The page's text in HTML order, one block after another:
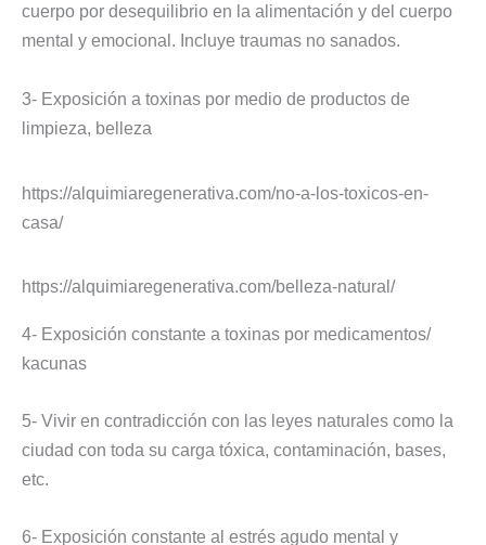
cuerpo por desequilibrio en la alimentación y del cuerpo
mental y emocional. Incluye traumas no sanados.
3- Exposición a toxinas por medio de productos de
limpieza, belleza
https://alquimiaregenerativa.com/no-a-los-toxicos-en-
casa/
https://alquimiaregenerativa.com/belleza-natural/
4- Exposición constante a toxinas por medicamentos/
kacunas
5- Vivir en contradicción con las leyes naturales como la
ciudad con toda su carga tóxica, contaminación, bases,
etc.
6- Exposición constante al estrés agudo mental y